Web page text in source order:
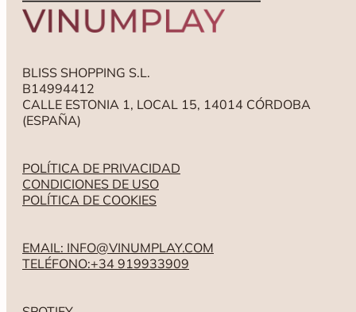
BLISS SHOPPING S.L.
B14994412
CALLE ESTONIA 1, LOCAL 15, 14014 CÓRDOBA
(ESPAÑA)
POLÍTICA DE PRIVACIDAD
CONDICIONES DE USO
POLÍTICA DE COOKIES
EMAIL: INFO@VINUMPLAY.COM
TELÉFONO:+34 919933909